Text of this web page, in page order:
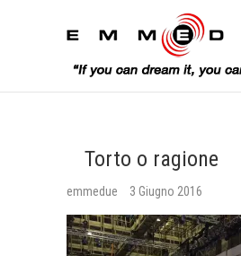
Torto o ragione
emmedue 3 Giugno 2016